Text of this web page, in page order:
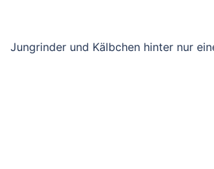
Jungrinder und Kälbchen hinter nur